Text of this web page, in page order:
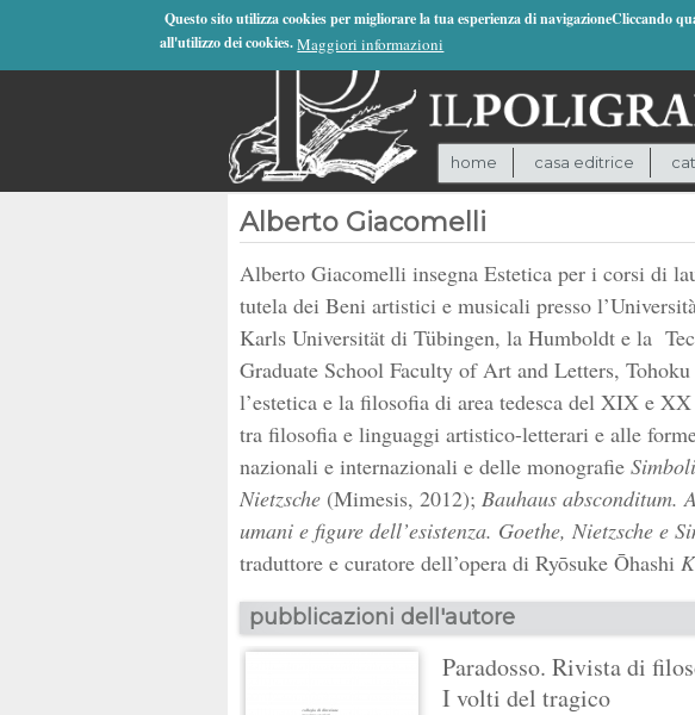
Questo sito utilizza cookies per migliorare la tua esperienza di navigazioneCliccando
all'utilizzo dei cookies. Maggiori informazioni
home casa editrice
Alberto Giacomelli
Alberto Giacomelli insegna Estetica per i corsi di
tutela dei Beni artistici e musicali presso
Karls Universität di Tübingen, la Humboldt e la
Graduate School Faculty of Art and Letters,
l’estetica e la filosofia di area tedesca del XIX e
tra filosofia e linguaggi artistico-letterari e alle
nazionali e internazionali e delle monografie
Nietzsche (Mimesis, 2012); Bauhaus absconditum.
umani e figure dell’esistenza. Goethe, Nietzsche e
traduttore e curatore dell’opera di Ryōsuke Ōhashi
pubblicazioni dell'autore
Paradosso. Rivista di
I volti del tragico